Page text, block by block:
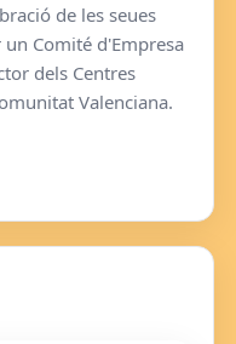
de les seues
Comité d'Empresa
dels Centres
Valenciana.